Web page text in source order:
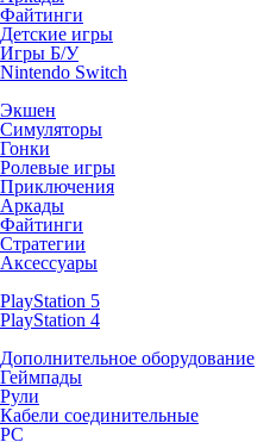
Файтинги
Детские игры
Игры Б/У
Nintendo Switch
Экшен
Симуляторы
Гонки
Ролевые игры
Приключения
Аркады
Файтинги
Стратегии
Аксессуары
PlayStation 5
PlayStation 4
Дополнительное оборудование
Геймпады
Рули
Кабели соединительные
PC